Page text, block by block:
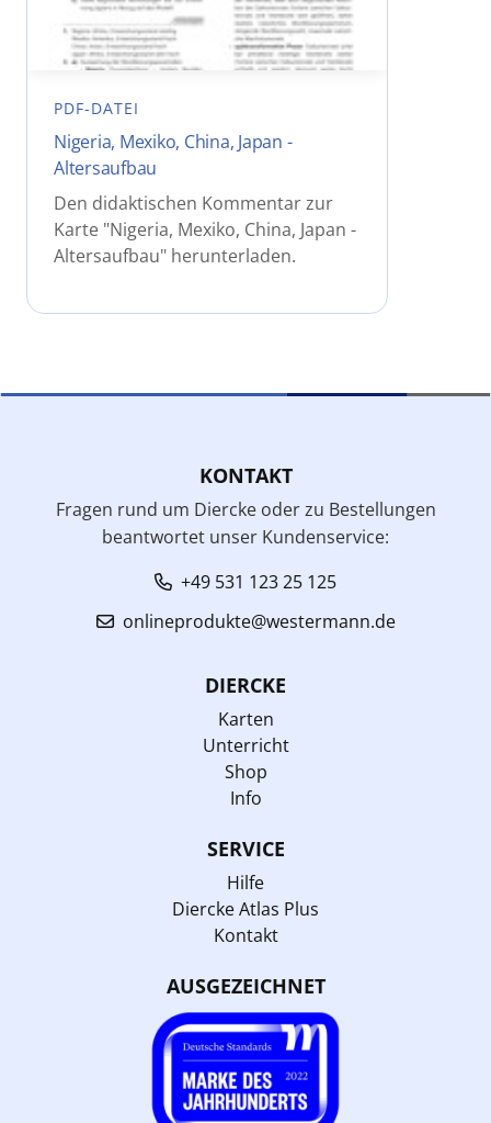
PDF-DATEI
Nigeria, Mexiko, China, Japan -
Altersaufbau
Den didaktischen Kommentar zur
Karte "Nigeria, Mexiko, China, Japan -
Altersaufbau" herunterladen.
KONTAKT
Fragen rund um Diercke oder zu Bestellungen
beantwortet unser Kundenservice:
+49 531 123 25 125
onlineprodukte@westermann.de
DIERCKE
Karten
Unterricht
Shop
Info
SERVICE
Hilfe
Diercke Atlas Plus
Kontakt
AUSGEZEICHNET